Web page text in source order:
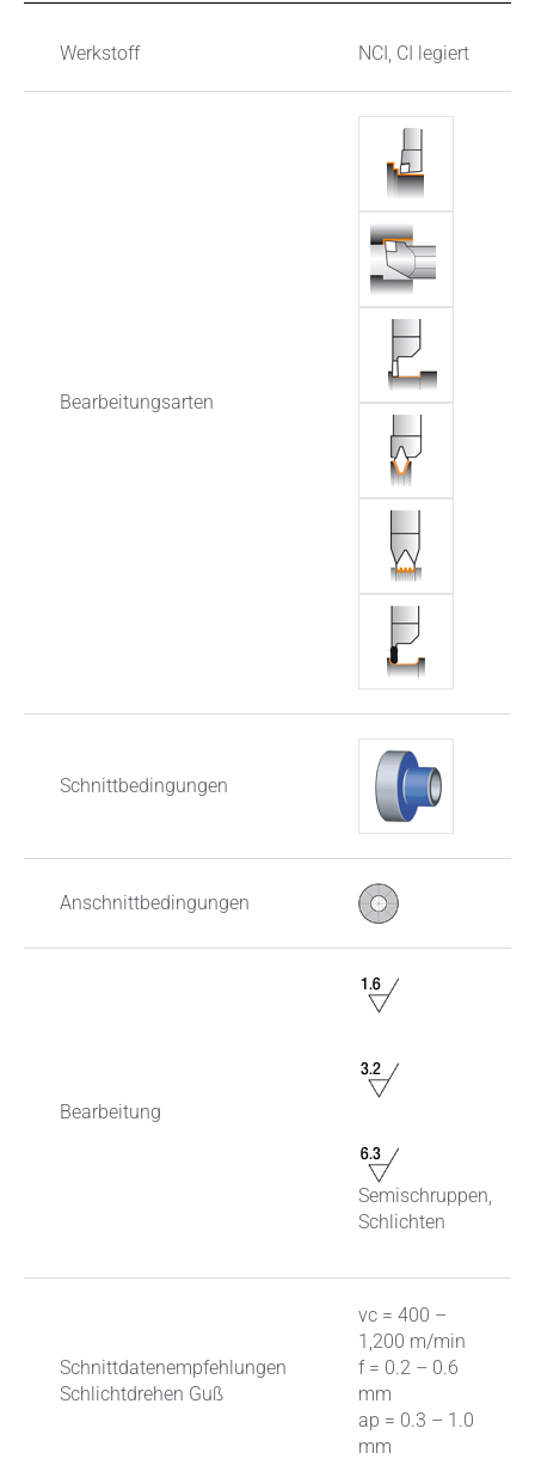
Werkstoff NCI, CI legiert
Bearbeitungsarten
Schnittbedingungen
Anschnittbedingungen
Bearbeitung
Semischruppen,
Schlichten
Schnittdatenempfehlungen
Schlichtdrehen Guß
vc = 400 –
1,200 m/min
f = 0.2 – 0.6
mm
ap = 0.3 – 1.0
mm